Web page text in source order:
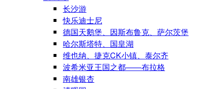
长沙游
快乐迪士尼
德国天鹅堡、因斯布鲁克、萨尔茨堡
哈尔斯塔特、国皇湖
维也纳、捷克CK小镇、泰尔齐
波希米亚王国之都——布拉格
南雄银杏